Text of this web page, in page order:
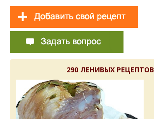
290 ЛЕНИВЫХ РЕЦЕПТОВ